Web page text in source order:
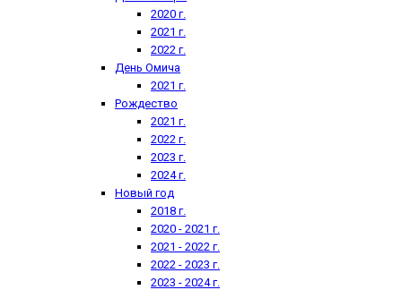
2020 г.
2021 г.
2022 г.
День Омича
2021 г.
Рождество
2021 г.
2022 г.
2023 г.
2024 г.
Новый год
2018 г.
2020 - 2021 г.
2021 - 2022 г.
2022 - 2023 г.
2023 - 2024 г.